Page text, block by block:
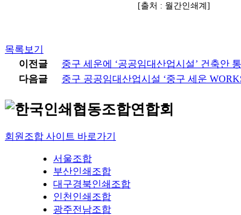
[출처 : 월간인쇄계]
목록보기
이전글
중구 세운에 ‘공공임대산업시설’ 건축안
다음글
중구 공공임대산업시설 ‘중구 세운
회원조합 사이트 바로가기
서울조합
부산인쇄조합
대구경북인쇄조합
인천인쇄조합
광주전남조합